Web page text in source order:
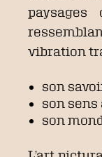
vibration
son
son
son